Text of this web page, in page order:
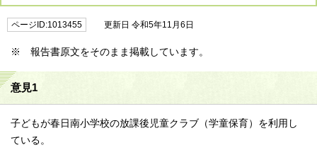
ページID:1013455 更新日 令和5年11月6日
※ 報告書原文をそのまま掲載しています。
意見1
子どもが春日南小学校の放課後児童クラブ（学童保育）を利用し
ている。